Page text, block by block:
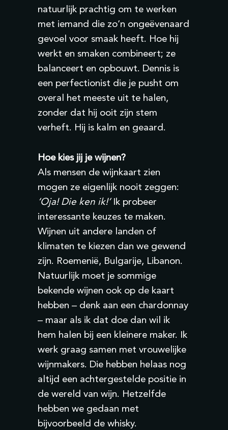
natuurlijk prachtig om te werken
met iemand die zo’n ongeëvenaard
gevoel voor smaak heeft. Hoe hij
werkt en smaken combineert; ze
balanceert en opbouwt. Dennis is
een perfectionist die je pusht om
overal het meeste uit te halen,
zonder dat hij ooit zijn stem
verheft. Hij is kalm en geaard.
Hoe kies jij je wijnen?
Als mensen de wijnkaart zien
mogen ze eigenlijk nooit zeggen:
‘Oja! Die ken ik!’Ik probeer
interessante keuzes te maken.
Wijnen uit andere landen of
klimaten te kiezen dan we gewend
zijn. Roemenië, Bulgarije, Libanon.
Natuurlijk moet je sommige
bekende wijnen ook op de kaart
hebben – denk aan een chardonnay
– maar als ik dat doe dan wil ik
hem halen bij een kleinere maker. Ik
werk graag samen met vrouwelijke
wijnmakers. Die hebben helaas nog
altijd een achtergestelde positie in
de wereld van wijn. Hetzelfde
hebben we gedaan met
bijvoorbeeld de whisky.